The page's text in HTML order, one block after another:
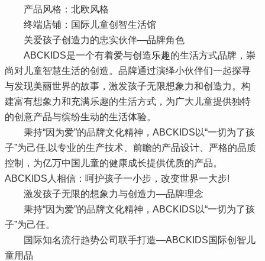
产品风格：北欧风格
终端店铺：国际儿童创智生活馆
关爱孩子创造力的忠实伙伴—品牌角色
ABCKIDS是一个有着爱与创造乐趣的生活方式品牌，崇
尚对儿童智慧生活的创造。品牌通过演绎小伙伴们一起探寻
与发现美丽世界的故事，激发孩子无限想象力和创造力。构
建富有想象力和充满乐趣的生活方式，为广大儿童提供独特
的创意产品与缤纷生动的生活体验。
秉持“因为爱”的品牌文化精神，ABCKIDS以“一切为了孩
子”为己任,以专业的生产技术、前瞻的产品设计、严格的品质
控制，为亿万中国儿童的健康成长提供优质的产品。
ABCKIDS人相信：呵护孩子一小步，改变世界一大步!
激发孩子无限的想象力与创造力—品牌理念
秉持“因为爱”的品牌文化精神，ABCKIDS以“一切为了孩
子”为己任。
国际知名流行趋势公司联手打造—ABCKIDS国际创智儿
童用品